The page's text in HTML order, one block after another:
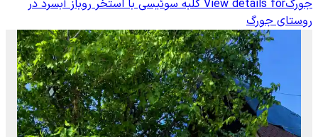
جورگView details for کلبه سوئیسی با استخر روباز آبسرد در
روستای جورگ